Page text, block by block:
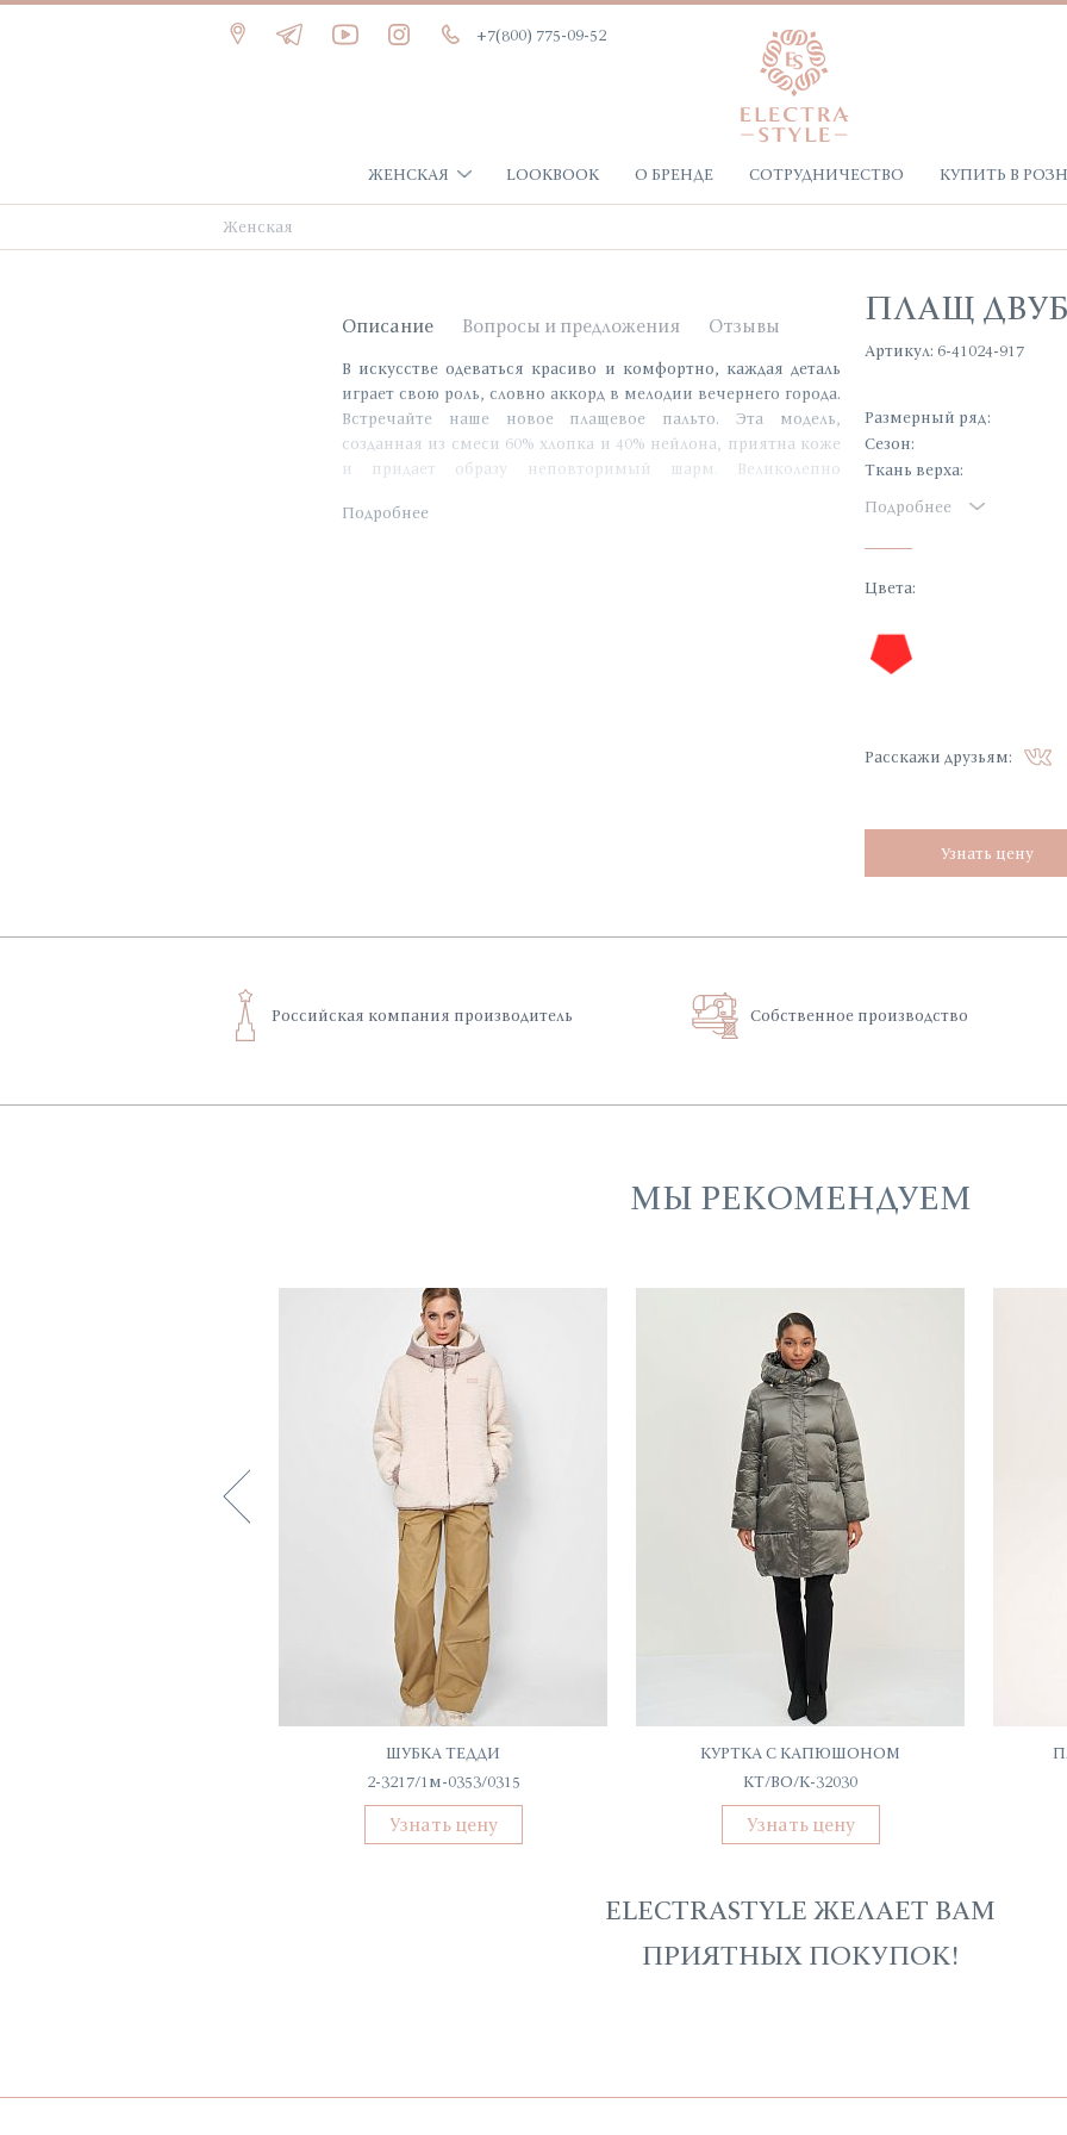
+7(800) 775-09-52
ЖЕНСКАЯ LOOKBOOK О БРЕНДЕ СОТРУДНИЧЕСТВО КУПИТЬ В
Женская
Описание Вопросы и предложения Отзывы
В искусстве одеваться красиво и комфортно, каждая деталь
играет свою роль, словно аккорд в мелодии вечернего города.
Встречайте наше новое плащевое пальто. Эта модель,
созданная из смеси 60% хлопка и 40% нейлона, приятна коже
и придает образу неповторимый шарм. Великолепно
размеров 42-50. В этой коллекции каждая линия, каждый шов
Подробнее
ПЛАЩ
Артикул: 6-41024-917
Размерный ряд:
Сезон:
Ткань верха:
Подробнее
Цвета:
Расскажи друзьям:
Узнать цену
Российская компания производитель Собственное производство
МЫ РЕКОМЕНДУЕМ
ШУБКА ТЕДДИ
2-3217/1м-0353/0315
Узнать цену
КУРТКА С КАПЮШОНОМ
КТ/ВО/К-32030
Узнать цену
ELECTRASTYLE ЖЕЛАЕТ ВАМ
ПРИЯТНЫХ ПОКУПОК!